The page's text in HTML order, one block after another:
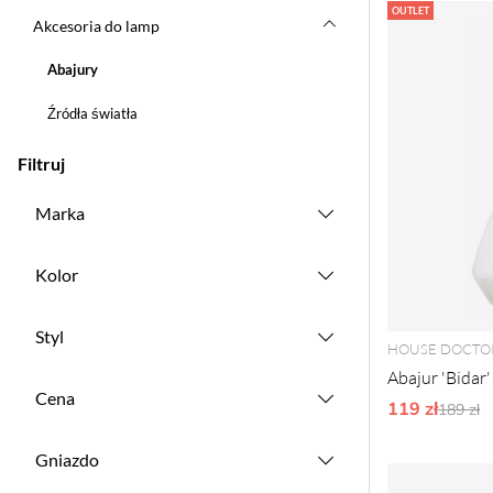
Akcesoria do lamp
Abajury
Źródła światła
Filtruj
Marka
Kolor
Styl
Cena
Gniazdo
Produkty
OUTLET
HOUSE
Abajur 'Bidar'
119 zł189 zł